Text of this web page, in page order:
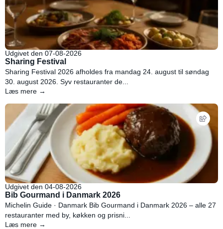
Udgivet den 07-08-2026
Sharing Festival
Sharing Festival 2026 afholdes fra mandag 24. august til søndag
30. august 2026. Syv restauranter de...
Læs mere →
Udgivet den 04-08-2026
Bib Gourmand i Danmark 2026
Michelin Guide · Danmark Bib Gourmand i Danmark 2026 – alle 27
restauranter med by, køkken og prisni...
Læs mere →